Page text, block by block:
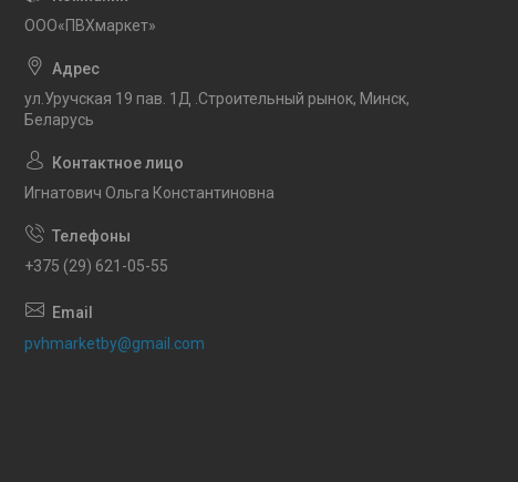
OOO«ПВХмаркет»
ул.Уручская 19 пав. 1Д .Строительный рынок, Минск,
Беларусь
Игнатович Ольга Константиновна
+375 (29) 621-05-55
pvhmarketby@gmail.com